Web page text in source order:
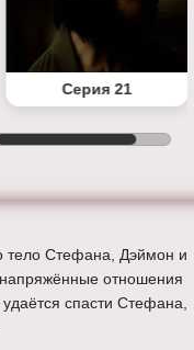
Серия 21
тело Стефана, Дэймон и
отношения
спасти Стефана,